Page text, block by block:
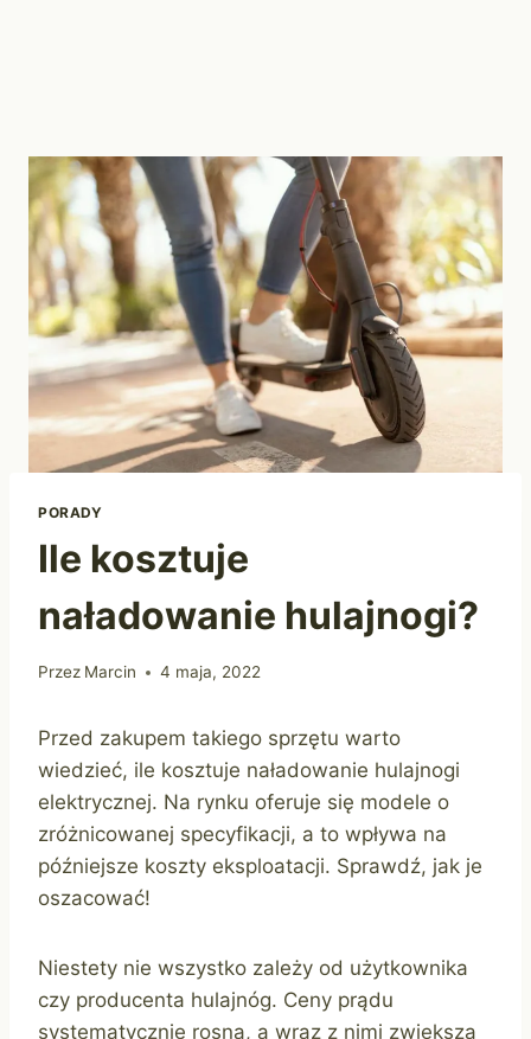
PORADY
Ile kosztuje
naładowanie hulajnogi?
Przez Marcin 4 maja, 2022
Przed zakupem takiego sprzętu warto
wiedzieć, ile kosztuje naładowanie hulajnogi
elektrycznej. Na rynku oferuje się modele o
zróżnicowanej specyfikacji, a to wpływa na
późniejsze koszty eksploatacji. Sprawdź, jak je
oszacować!
Niestety nie wszystko zależy od użytkownika
czy producenta hulajnóg. Ceny prądu
systematycznie rosną, a wraz z nimi zwiększa